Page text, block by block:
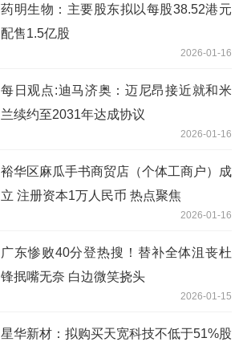
药明生物：主要股东拟以每股38.52港元
配售1.5亿股
2026-01-16
每日观点:迪马济奥：迈尼昂接近就和米
兰续约至2031年达成协议
2026-01-16
裕华区麻瓜手书商贸店（个体工商户）成
立 注册资本1万人民币 热点聚焦
2026-01-16
广东惨败40分登热搜！替补全体沮丧杜
锋抿嘴无奈 白边微笑挠头
2026-01-15
星华新材：拟购买天宽科技不低于51%股